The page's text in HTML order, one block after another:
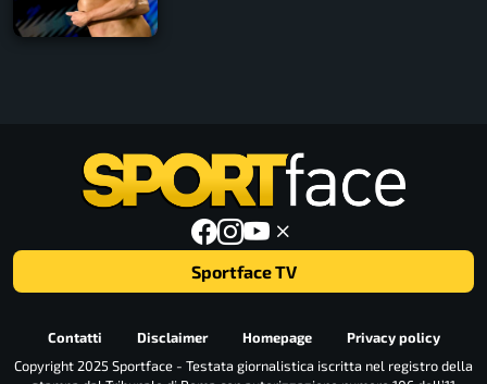
Sportface TV
Contatti Disclaimer Homepage
Privacy policy
Copyright 2025 Sportface - Testata giornalistica iscritta nel registro della